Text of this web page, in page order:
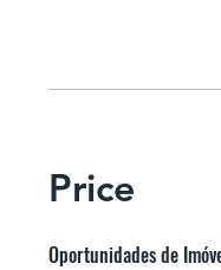
Price
Oportunidades de